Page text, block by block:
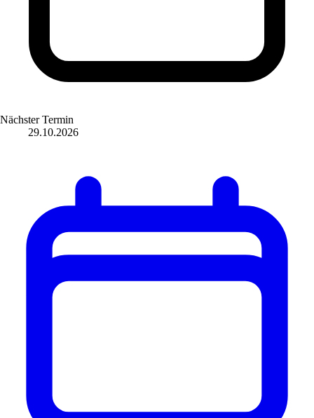
Nächster Termin
29.10.2026